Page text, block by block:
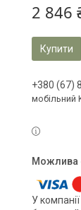
2 846
Купити
+380 (67)
мобільний
У